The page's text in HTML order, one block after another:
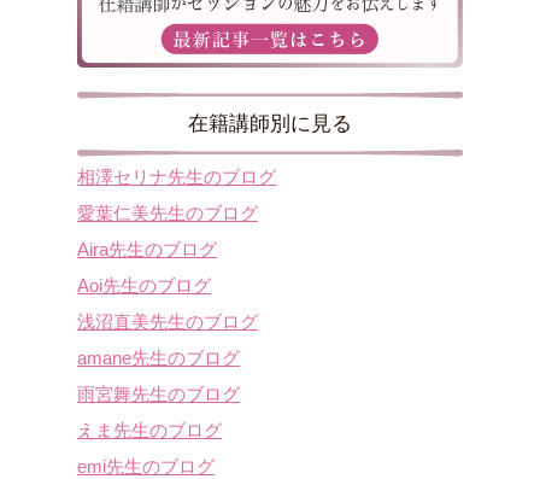
在籍講師別に見る
相澤セリナ先生のブログ
愛葉仁美先生のブログ
Aira先生のブログ
Aoi先生のブログ
浅沼直美先生のブログ
amane先生のブログ
雨宮舞先生のブログ
えま先生のブログ
emi先生のブログ